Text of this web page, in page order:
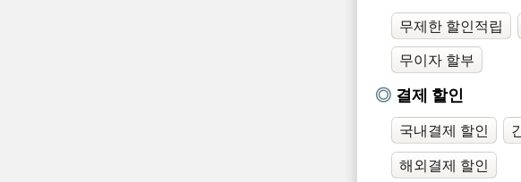
무제한 할인적립
무이자 할부
결제 할인
국내결제 할인
해외결제 할인